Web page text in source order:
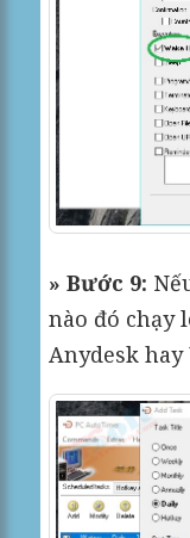
» Bước 9:
nào đó chạy
Anydesk hay